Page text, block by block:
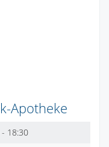
Apotheke
18:30